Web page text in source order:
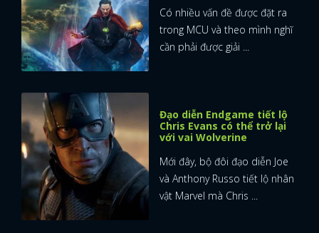
Có nhiều vấn đề được đặt ra
trong MCU và theo mình nghĩ
cần phải được giải ...
Đạo diễn Endgame tiết lộ
Chris Evans có thể trở lại
với vai Wolverine
Mới đây, bộ đôi đạo diễn Joe
và Anthony Russo tiết lộ nhân
vật Marvel mà Chris ...